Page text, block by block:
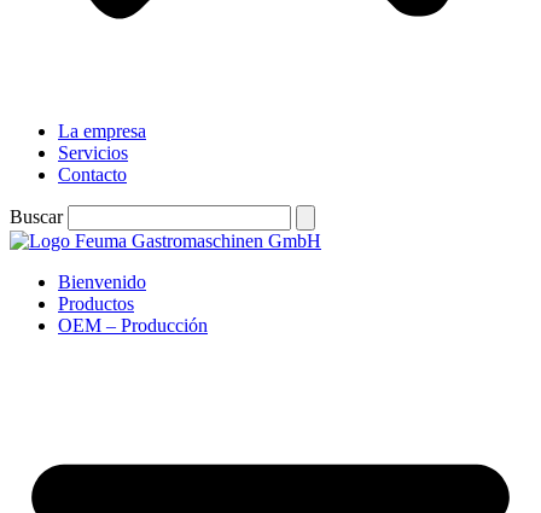
La empresa
Servicios
Contacto
Buscar
Bienvenido
Productos
OEM – Producción